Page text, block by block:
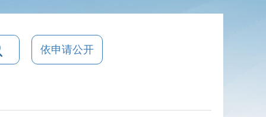
依申请公开